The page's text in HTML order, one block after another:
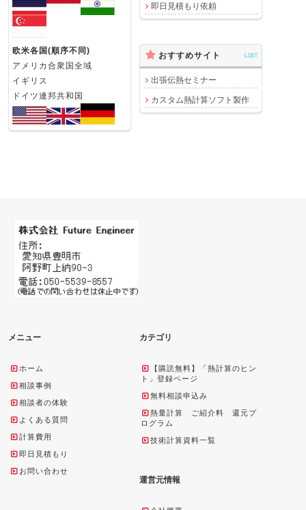
即日見積もり依頼
欧米各国(順序不同)
アメリカ合衆国全域
イギリス
ドイツ連邦共和国
おすすめサイト LIST
出張伝熱セミナー
カスタム熱計算ソフト製作
メニュー
ホーム
相談事例
相談者の体験
よくある質問
計算費用
即日見積もり
お問い合わせ
カテゴリ
【購読無料】「熱計算のヒン
ト」登録ページ
無料相談申込み
熱量計算 ご紹介料 還元プ
ログラム
技術計算資料一覧
運営元情報